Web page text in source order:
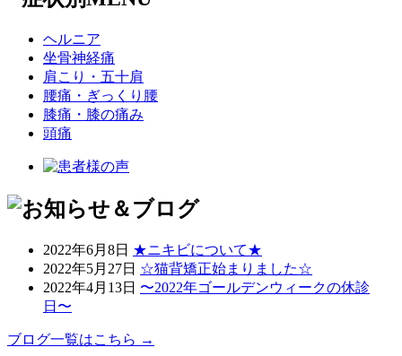
ヘルニア
坐骨神経痛
肩こり・五十肩
腰痛・ぎっくり腰
膝痛・膝の痛み
頭痛
2022年6月8日 ★ニキビについて★
2022年5月27日 ☆猫背矯正始まりました☆
2022年4月13日 〜2022年ゴールデンウィークの休診
日〜
ブログ一覧はこちら →